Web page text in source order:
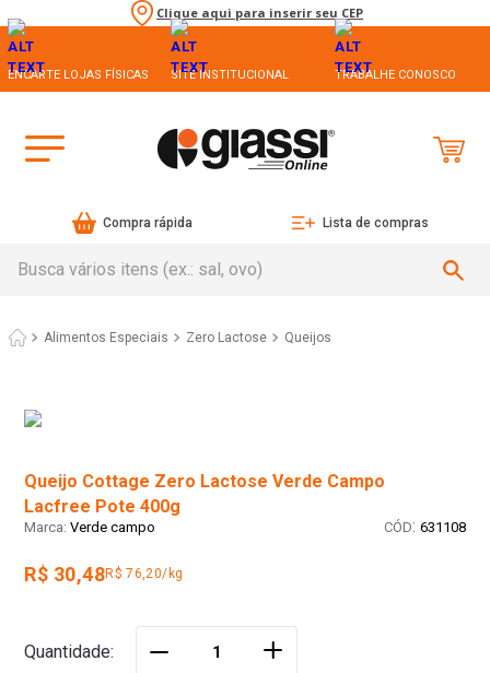
Clique aqui para inserir seu CEP
ENCARTE LOJAS FÍSICAS SITE INSTITUCIONAL TRABALHE CONOSCO
Compra rápida Lista de compras
Alimentos Especiais Zero Lactose Queijos
Queijo Cottage Zero Lactose Verde Campo
Lacfree Pote 400g
Verde campo : 631108
R$ 30,48R$ 76,20/kg
Quantidade ＋